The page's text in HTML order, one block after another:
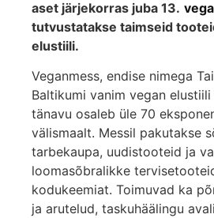
aset järjekorras juba 13.
tutvustatakse taimseid
elustiili.
Veganmess, endise nimega
Baltikumi vanim vegan elustiili
tänavu osaleb üle 70
välismaalt. Messil pakutakse
tarbekaupa, uudistooteid ja
loomasõbralikke
kodukeemiat. Toimuvad ka
ja arutelud, taskuhäälingu